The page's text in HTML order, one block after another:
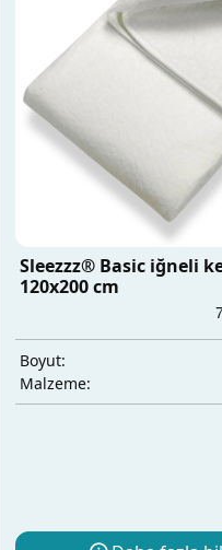
Sleezzz® Basic iğneli
120x200 cm
Boyut:
Malzeme: